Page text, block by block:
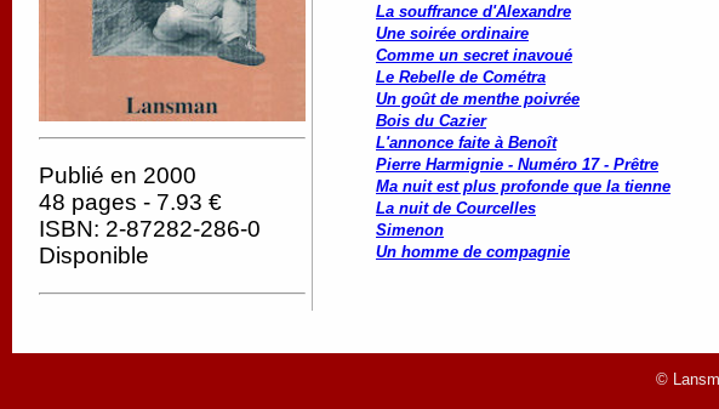
Publié en 2000
48 pages - 7.93 €
ISBN: 2-87282-286-0
Disponible
La souffrance d'Alexandre
Une soirée ordinaire
Comme un secret inavoué
Le Rebelle de Cométra
Un goût de menthe poivrée
Bois du Cazier
L'annonce faite à Benoît
Pierre Harmignie - Numéro 17 - Prêtre
Ma nuit est plus profonde que la tienne
La nuit de Courcelles
Simenon
Un homme de compagnie
©